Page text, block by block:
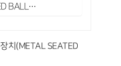
치(METAL SEATED